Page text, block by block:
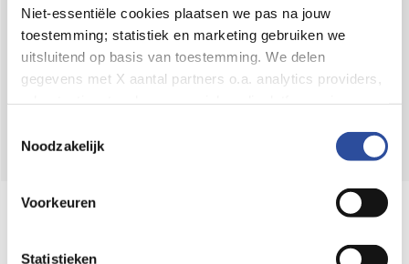
Niet-essentiële cookies plaatsen we pas na jouw
toestemming; statistiek en marketing gebruiken we
uitsluitend op basis van toestemming. We delen
gegevens met X aantal partners o.a. analytics providers,
en de bewaartermijnen per categorie. Je kunt je keuze op
gegevensverwerking staat in de
Privacyverklaring
Noodzakelijk
Voorkeuren
Statistieken
Assortiment
VolgDAop:
Online aanbieder medicijnen
webshop mag verkopen.